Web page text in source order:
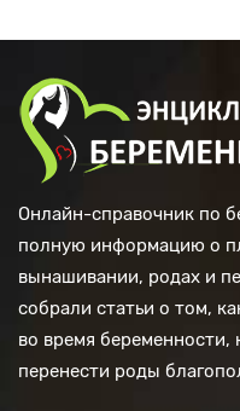
Онлайн-справочник по
полную информацию о
вынашивании, родах и
собрали статьи о том,
во время беременности,
перенести роды